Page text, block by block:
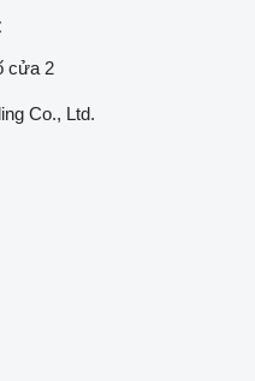
cửa 2
Co., Ltd.